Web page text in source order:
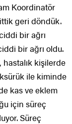
Koordinatör
geri döndük.
bir ağrı
bir ağrı oldu.
hastalık kişilerde
ile kiminde
kas ve eklem
için süreç
Süreç